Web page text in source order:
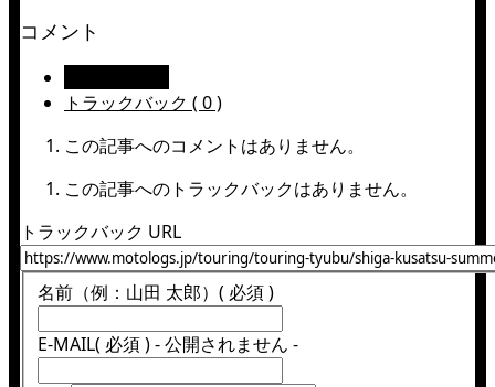
コメント
トラックバック ( 0 )
この記事へのコメントはありません。
この記事へのトラックバックはありません。
トラックバック URL
名前（例：山田 太郎） ( 必須 )
E-MAIL( 必須 ) - 公開されません -